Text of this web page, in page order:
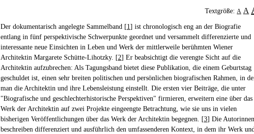
Textgröße: A A
Der dokumentarisch angelegte Sammelband [1] ist chronologisch eng an der Biografie
entlang in fünf perspektivische Schwerpunkte geordnet und versammelt differenzierte und
interessante neue Einsichten in Leben und Werk der mittlerweile berühmten Wiener
Architektin Margarete Schütte-Lihotzky. [2] Er beabsichtigt die verengte Sicht auf die
Architektin aufzubrechen: Als Tagungsband bietet diese Publikation, die einem Geburtstag
geschuldet ist, einen sehr breiten politischen und persönlichen biografischen Rahmen, in
man die Architektin und ihre Lebensleistung einstellt. Die ersten vier Beiträge, die unter
"Biografische und geschlechterhistorische Perspektiven" firmieren, erweitern eine über das
Werk der Architektin auf zwei Projekte eingeengte Betrachtung, wie sie uns in vielen
bisherigen Veröffentlichungen über das Werk der Architektin begegnen. [3] Die Autorinnen
beschreiben differenziert und ausführlich den umfassenderen Kontext, in dem ihr Werk